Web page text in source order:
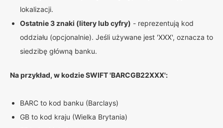
lokalizacji.
Ostatnie 3 znaki (litery lub cyfry) - reprezentują kod
oddziału (opcjonalnie). Jeśli używane jest 'XXX', oznacza to
siedzibę główną banku.
Na przykład, w kodzie SWIFT 'BARCGB22XXX':
BARC to kod banku (Barclays)
GB to kod kraju (Wielka Brytania)